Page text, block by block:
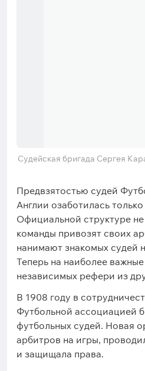
Судейская бригада Сергея
Предвзятостью судей
Англии озаботилась
Официальной структуре
команды привозят своих
нанимают знакомых судей
Теперь на наиболее
независимых рефери из
В 1908 году в
Футбольной ассоциацией
футбольных судей. Новая
арбитров на игры,
и защищала права.